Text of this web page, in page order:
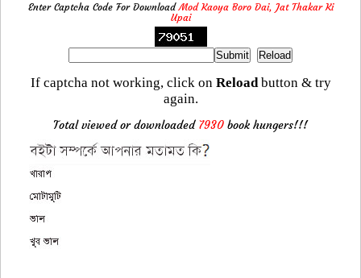
Enter Captcha Code For DownloadMod Kaoya Boro Dai, Jat Thakar Ki
Upai
If captcha not working, click on Reloadbutton & try
again.
Total viewed or downloaded 7930 book hungers!!!